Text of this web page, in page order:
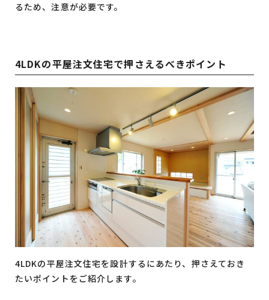
るため、注意が必要です。
4LDKの平屋注文住宅で押さえるべきポイント
4LDKの平屋注文住宅を設計するにあたり、押さえておき
たいポイントをご紹介します。